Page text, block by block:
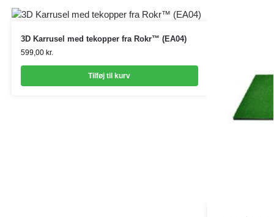
3D Karrusel med tekopper fra Rokr™ (EA04)
599,00 kr.
Tilføj til kurv